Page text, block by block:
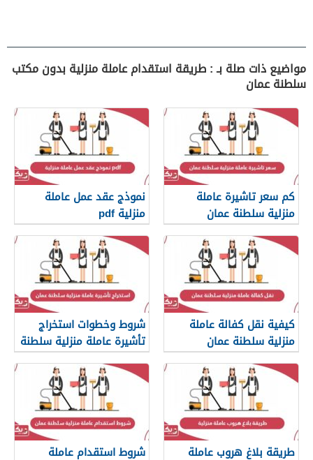
مواضيع ذات صلة بـ : طريقة استقدام عاملة منزلية بدون مكتب
سلطنة عمان
كم سعر تاشيرة عاملة
منزلية سلطنة عمان
نموذج عقد عمل عاملة
منزلية pdf
كيفية نقل كفالة عاملة
منزلية سلطنة عمان
شروط وخطوات استخراج
تأشيرة عاملة منزلية سلطنة
عمان
طريقة بلاغ هروب عاملة
شروط استقدام عاملة